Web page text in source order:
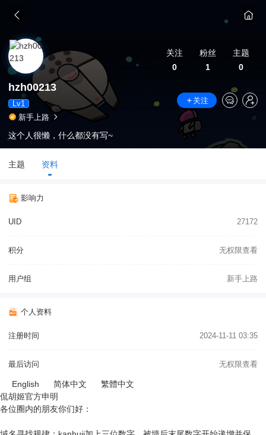
关注
0
粉丝
1
主题
0
hzh00213
Lv1
关注
新手上路
这个人很懒，什么都没有写~
主题 资料
影响力
UID 27172
积分 无权限查看
用户组 新手上路
个人资料
注册时间 2024-11-11 03:35
最后访问 无权限查看
English 简体中文
繁體中文
侃胡姬官方申明
各位圈内的朋友你们好：